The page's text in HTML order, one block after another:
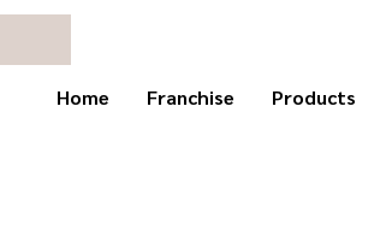
Home Franchise Products